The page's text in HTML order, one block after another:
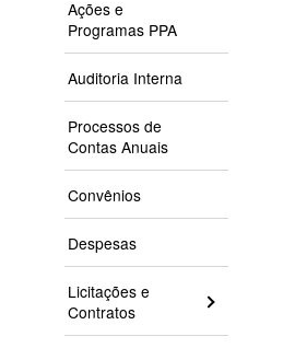
Ações e
Programas PPA
Auditoria Interna
Processos de
Contas Anuais
Convênios
Despesas
Licitações e
Contratos